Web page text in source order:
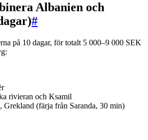
Albanien och
#
på 10 dagar, för totalt 5 000–9 000 SEK
rivieran och Ksamil
(färja från Saranda, 30 min)